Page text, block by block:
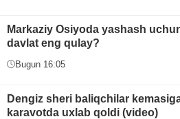
Markaziy Osiyoda yashash
davlat eng qulay?
Bugun 16:05
Dengiz sheri baliqchilar
karavotda uxlab qoldi (video)